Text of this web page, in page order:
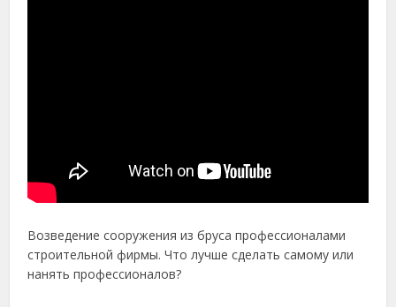
Возведение сооружения из бруса профессионалами
строительной фирмы. Что лучше сделать самому или
нанять профессионалов?